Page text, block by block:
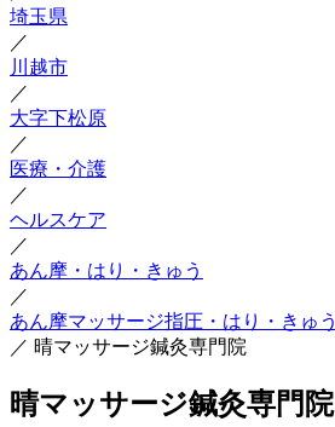
埼玉県
／
川越市
／
大字下松原
／
医療・介護
／
ヘルスケア
／
あん摩・はり・きゅう
／
あん摩マッサージ指圧・はり・きゅう
／ 晴マッサージ鍼灸専門院
晴マッサージ鍼灸専門院